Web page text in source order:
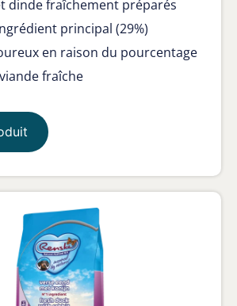
dinde fraîchement préparés
principal (29%)
en raison du pourcentage
fraîche